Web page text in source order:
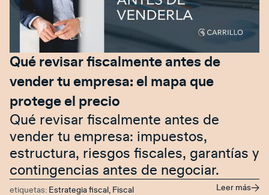
Qué revisar fiscalmente antes de
vender tu empresa: el mapa que
protege el precio
Qué revisar fiscalmente antes de
vender tu empresa: impuestos,
estructura, riesgos fiscales, garantías y
contingencias antes de negociar.
etiquetas: Estrategia fiscal Fiscal Leer más